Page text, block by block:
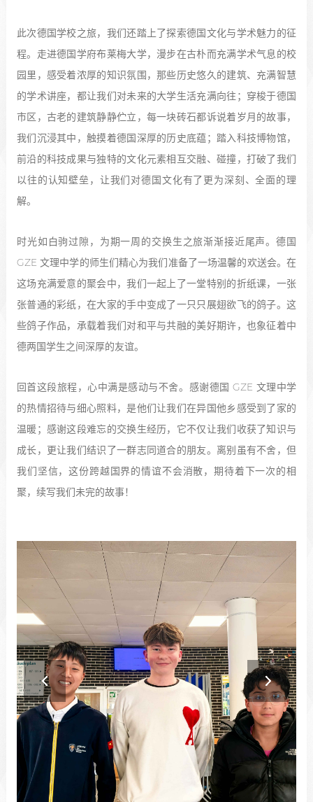
此次德国学校之旅，我们还踏上了探索德国文化与学术魅力的征
程。走进德国学府布莱梅大学，漫步在古朴而充满学术气息的校
园里，感受着浓厚的知识氛围，那些历史悠久的建筑、充满智慧
的学术讲座，都让我们对未来的大学生活充满向往；穿梭于德国
市区，古老的建筑静静伫立，每一块砖石都诉说着岁月的故事，
我们沉浸其中，触摸着德国深厚的历史底蕴；踏入科技博物馆，
前沿的科技成果与独特的文化元素相互交融、碰撞，打破了我们
以往的认知壁垒，让我们对德国文化有了更为深刻、全面的理
解。
时光如白驹过隙，为期一周的交换生之旅渐渐接近尾声。德国
GZE 文理中学的师生们精心为我们准备了一场温馨的欢送会。在
这场充满爱意的聚会中，我们一起上了一堂特别的折纸课，一张
张普通的彩纸，在大家的手中变成了一只只展翅欲飞的鸽子。这
些鸽子作品，承载着我们对和平与共融的美好期许，也象征着中
德两国学生之间深厚的友谊。
回首这段旅程，心中满是感动与不舍。感谢德国 GZE 文理中学
的热情招待与细心照料，是他们让我们在异国他乡感受到了家的
温暖；感谢这段难忘的交换生经历，它不仅让我们收获了知识与
成长，更让我们结识了一群志同道合的朋友。离别虽有不舍，但
我们坚信，这份跨越国界的情谊不会消散，期待着下一次的相
聚，续写我们未完的故事！